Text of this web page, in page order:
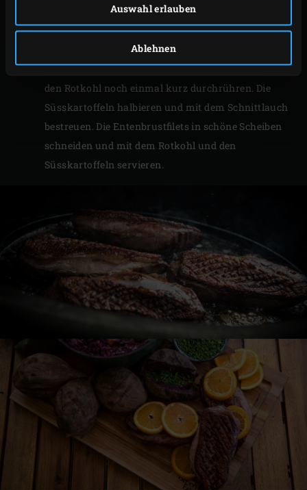
Auswahl erlauben
Ablehnen
erreicht ist. Inzwischen für die Beilage den
Schnittlauch fein schneiden.
Die Entenbrustfilets aus dem EGG nehmen, wenn
die eingestellte Kerntemperatur erreicht ist. Dann
den Rotkohl noch einmal kurz durchrühren. Die
Süsskartoffeln halbieren und mit dem Schnittlauch
bestreuen. Die Entenbrustfilets in schöne Scheiben
schneiden und mit dem Rotkohl und den
Süsskartoffeln servieren.